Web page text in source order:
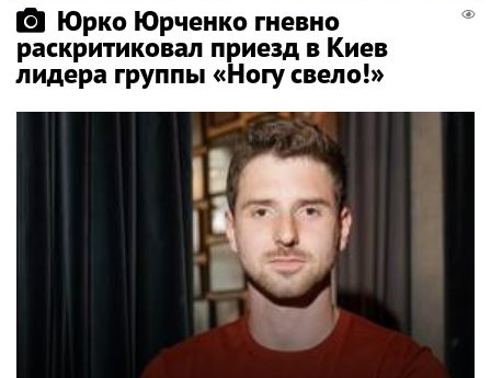
Юрко Юрченко гневно
раскритиковал приезд в Киев
лидера группы «Ногу свело!»